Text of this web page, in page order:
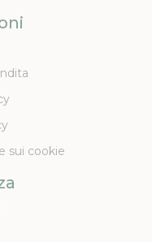
sui cookie